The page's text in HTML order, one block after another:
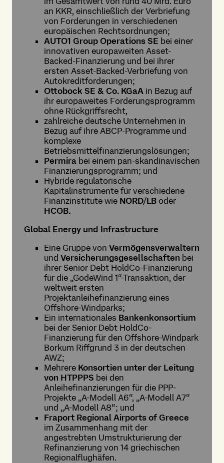
an KKR, einschließlich der Verbriefung
von Forderungen in verschiedenen
europäischen Rechtsordnungen;
AUTO1 Group Operations SE bei einer
innovativen europaweiten Asset-
Backed-Finanzierung und bei ihrer
ersten Asset-Backed-Verbriefung von
Autokreditforderungen;
Ottobock SE & Co. KGaA in Bezug auf
ihr europaweites Forderungsprogramm
ohne Rückgriffsrecht,
zahlreiche deutsche Unternehmen in
Bezug auf ihre ABCP-Programme und
komplexe
Betriebsmittelfinanzierungslösungen;
Permira bei einem pan-skandinavischen
Finanzierungsprogramm; und
Hybride regulatorische
Kapitalinstrumente für verschiedene
Finanzinstitute wie NORD/LB oder
HCOB.
Global Energy und Infrastructure
Eine Gruppe von Vermögensverwaltern
und Versicherungsgesellschaften bei
ihrer Senior Debt HoldCo-Finanzierung
für die „GodeWind 1“-Transaktion, der
weltweit ersten
Projektanleihefinanzierung eines
Offshore-Windparks;
Ein internationales Bankenkonsortium
bei der Senior Debt HoldCo-
Finanzierung für den Offshore-Windpark
Borkum Riffgrund 3 in der deutschen
AWZ;
Mehrere Konsortien unter der Leitung
von HTPPPS bei den
Anleihefinanzierungen für die PPP-
Projekte „A-Modell A6“, „A-Modell A7“
und „A-Modell A8“; und
Fraport Regional Airports of Greece
im Zusammenhang mit der
angestrebten Umstrukturierung der
Refinanzierung von 14 griechischen
Regionalflughäfen.